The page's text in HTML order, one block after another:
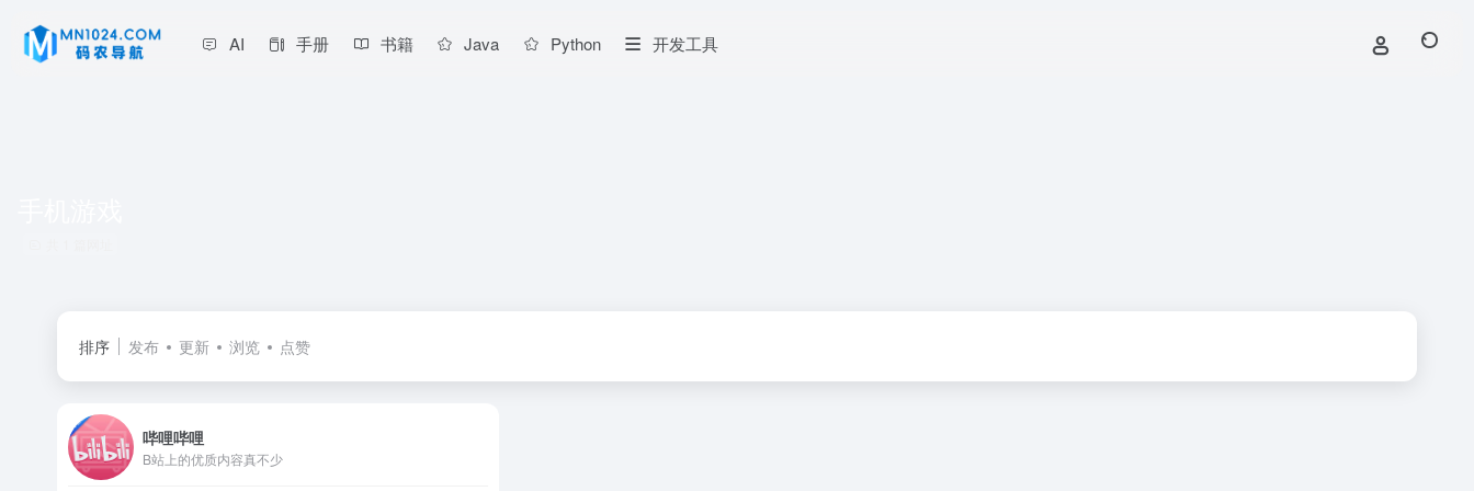
AI 手册 书籍 Java Python 开发工具
排序 发布 更新 浏览 点赞
哔哩哔哩
B站上的优质内容真不少